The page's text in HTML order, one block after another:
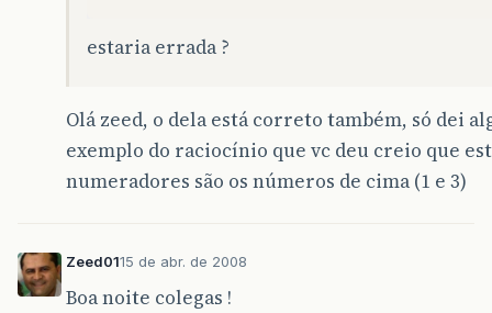
estaria errada ?
Olá zeed, o dela está correto também, só dei
exemplo do raciocínio que vc deu creio que
numeradores são os números de cima (1 e 3)
Zeed0115 de abr. de 2008
Boa noite colegas !